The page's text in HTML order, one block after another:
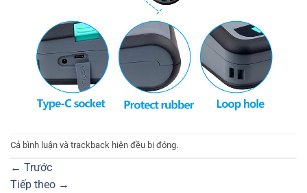
Cả bình luận và trackback hiện đều bị đóng.
← Trước
Tiếp theo →